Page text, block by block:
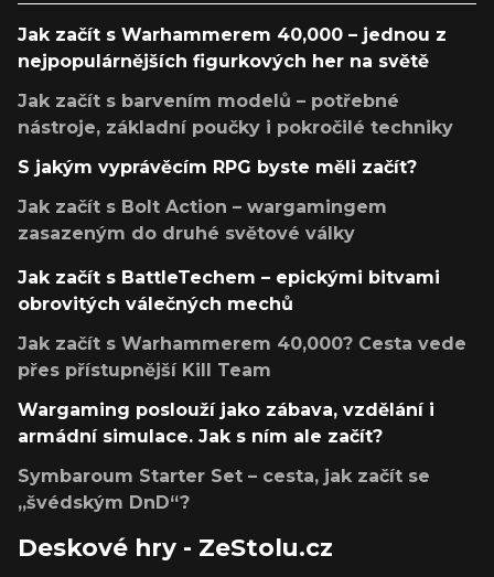
Jak začít s Warhammerem 40,000 – jednou z
nejpopulárnějších figurkových her na světě
Jak začít s barvením modelů – potřebné
nástroje, základní poučky i pokročilé techniky
S jakým vyprávěcím RPG byste měli začít?
Jak začít s Bolt Action – wargamingem
zasazeným do druhé světové války
Jak začít s BattleTechem – epickými bitvami
obrovitých válečných mechů
Jak začít s Warhammerem 40,000? Cesta vede
přes přístupnější Kill Team
Wargaming poslouží jako zábava, vzdělání i
armádní simulace. Jak s ním ale začít?
Symbaroum Starter Set – cesta, jak začít se
„švédským DnD“?
Deskové hry - ZeStolu.cz